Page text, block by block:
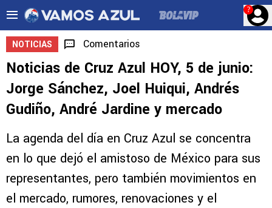
?
NOTICIAS Comentarios
Noticias de Cruz Azul HOY, 5 de junio:
Jorge Sánchez, Joel Huiqui, Andrés
Gudiño, André Jardine y mercado
La agenda del día en Cruz Azul se concentra
en lo que dejó el amistoso de México para sus
representantes, pero también movimientos en
el mercado, rumores, renovaciones y el